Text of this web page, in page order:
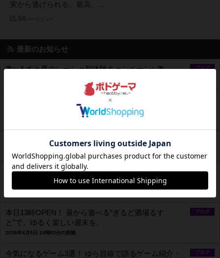
実から逃げられる。最高。...
最新のお知らせ
ブログ
🌴✨るすと夏のシーシャ初体験キャンペーン✨🌴
【本日開催】 本日、ギルド酒場るすとにて スト6・ス
マブラなどゲーム大会開催！
なろう・カクヨム作品20000万PV突破
ブログ
本日13時OPEN！ 昼から遊べるゲームバー「ギルド酒
場るすと」で、レトロも最新ハードも語ろう
ブログ
本日13時OPEN！ 昼から遊べる“ぎるど酒場るす
と”で、ゆるく楽しい週末を。
2026年4月5日 14時02分の投稿
ブログ
今気になるゲーム3選！ ゆら目線で語るゲーム紹介・